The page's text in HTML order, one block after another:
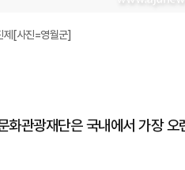
제[사진=영월군]
화관광재단은 국내에서 가장